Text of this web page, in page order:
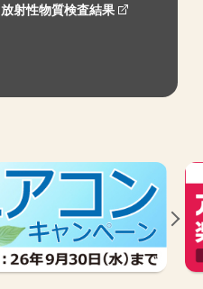
放射性物質検査結果